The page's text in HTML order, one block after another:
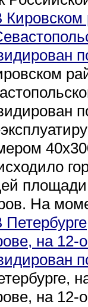
Кировском
площади
На
на 12-
на 12-